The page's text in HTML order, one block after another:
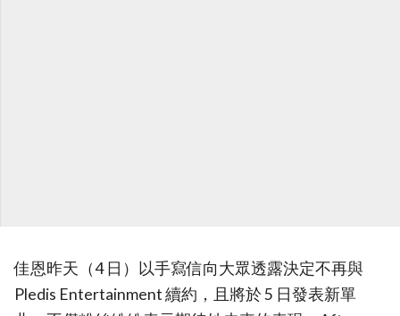
佳恩昨天（4 日）以手寫信向大眾透露決定不再與
Pledis Entertainment 續約，且將於 5 日發表新單